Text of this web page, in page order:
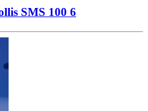
SMS 100 6